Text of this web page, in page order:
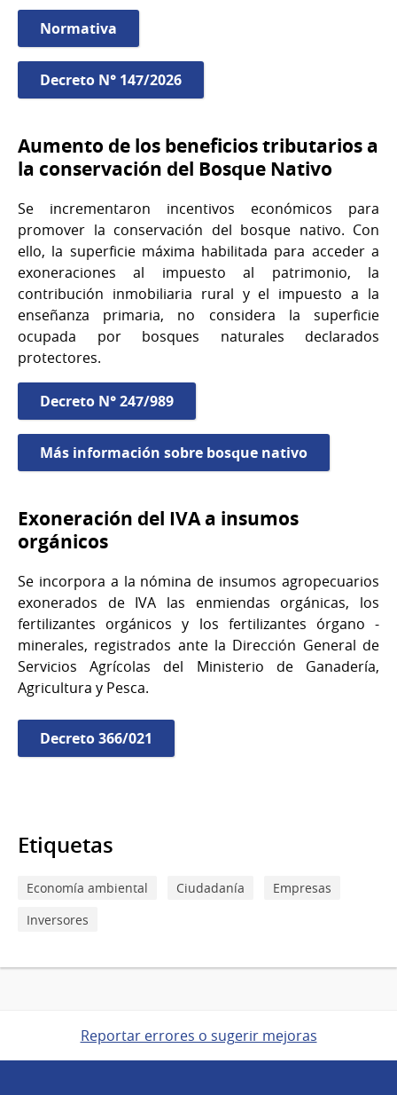
Normativa
Decreto N° 147/2026
Aumento de los beneficios tributarios a
la conservación del Bosque Nativo
Se incrementaron incentivos económicos para
promover la conservación del bosque nativo. Con
ello, la superficie máxima habilitada para acceder a
exoneraciones al impuesto al patrimonio, la
contribución inmobiliaria rural y el impuesto a la
enseñanza primaria, no considera la superficie
ocupada por bosques naturales declarados
protectores.
Decreto N° 247/989
Más información sobre bosque nativo
Exoneración del IVA a insumos
orgánicos
Se incorpora a la nómina de insumos agropecuarios
exonerados de IVA las enmiendas orgánicas, los
fertilizantes orgánicos y los fertilizantes órgano -
minerales, registrados ante la Dirección General de
Servicios Agrícolas del Ministerio de Ganadería,
Agricultura y Pesca.
Decreto 366/021
Etiquetas
Economía ambiental Ciudadanía
Empresas
Inversores
Reportar errores o sugerir mejoras